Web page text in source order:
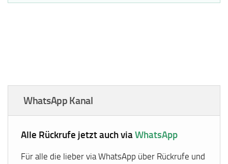
WhatsApp Kanal
Alle Rückrufe jetzt auch viaWhatsApp
Für alle die lieber via WhatsApp über Rückrufe und